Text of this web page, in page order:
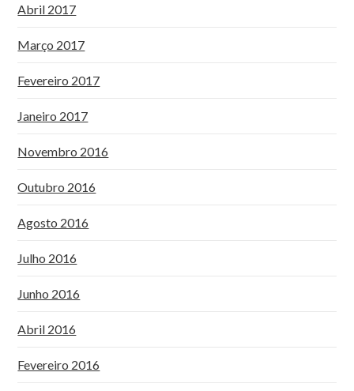
Abril 2017
Março 2017
Fevereiro 2017
Janeiro 2017
Novembro 2016
Outubro 2016
Agosto 2016
Julho 2016
Junho 2016
Abril 2016
Fevereiro 2016